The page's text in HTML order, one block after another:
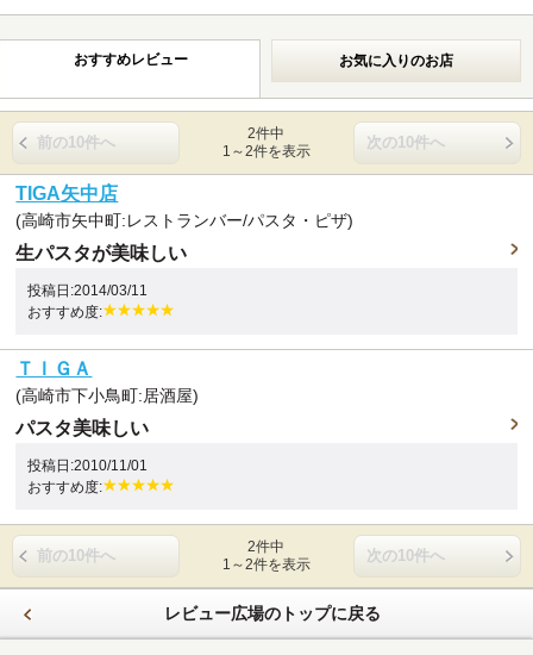
おすすめレビュー お気に入りのお店
前の10件へ
2件中
1～2件を表示
次の10件へ
TIGA矢中店
(高崎市矢中町:レストランバー/パスタ・ピザ)
生パスタが美味しい
投稿日:2014/03/11
おすすめ度:
ＴＩＧＡ
(高崎市下小鳥町:居酒屋)
パスタ美味しい
投稿日:2010/11/01
おすすめ度:
前の10件へ
2件中
1～2件を表示
次の10件へ
レビュー広場のトップに戻る